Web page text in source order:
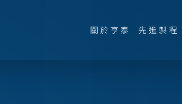
關於亨泰 先進製程